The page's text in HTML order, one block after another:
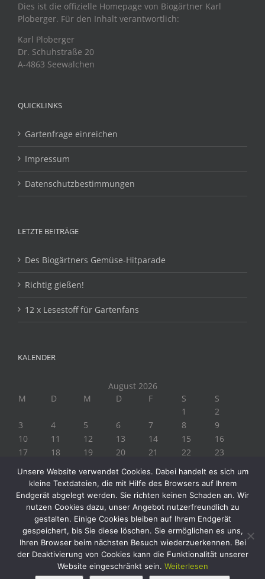
Dies ist die offizielle Homepage von Biogärtner Karl
Ploberger. Für den Inhalt verantwortlich:
Karl Ploberger
Dr. Schuhstraße 20
A-4863 Seewalchen
QUICKLINKS
Gartenfrage einreichen
Impressum
Datenschutzbestimmungen
LETZTE BEITRÄGE
Des Biogärtners Gemüse-Hitparade
Richtig gießen!
12 x Lesestoff für Gartenfans
KALENDER
August 2026
M
D M D F S
S
1
2
3
4 5 6 7 8
9
10
11 12 13 14 15
16
17
18 19 20 21 22
23
24
25 27 28
« Juli
Copyright 2019 Biogärtner Ploberger | Alle Rechte vorbehalten
Unsere Website verwendet Cookies. Dabei handelt es sich um
kleine Textdateien, die mit Hilfe des Browsers auf Ihrem
Endgerät abgelegt werden. Sie richten keinen Schaden an. Wir
nutzen Cookies dazu, unser Angebot nutzerfreundlich zu
gestalten. Einige Cookies bleiben auf Ihrem Endgerät
gespeichert, bis Sie diese löschen. Sie ermöglichen es uns,
Ihren Browser beim nächsten Besuch wiederzuerkennen. Bei
der Deaktivierung von Cookies kann die Funktionalität unserer
Website eingeschränkt sein. Weiterlesen